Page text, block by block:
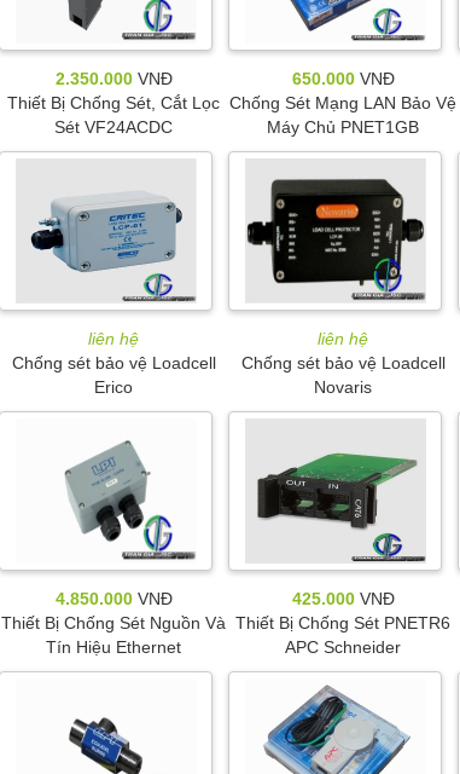
2.350.000VNĐ
Thiết Bị Chống Sét, Cắt Lọc
Sét VF24ACDC
650.000VNĐ
Chống Sét Mạng LAN Bảo Vệ
Máy Chủ PNET1GB
liên hệ
Chống sét bảo vệ Loadcell
Erico
liên hệ
Chống sét bảo vệ Loadcell
Novaris
4.850.000VNĐ
Thiết Bị Chống Sét Nguồn Và
Tín Hiệu Ethernet
425.000VNĐ
Thiết Bị Chống Sét PNETR6
APC Schneider